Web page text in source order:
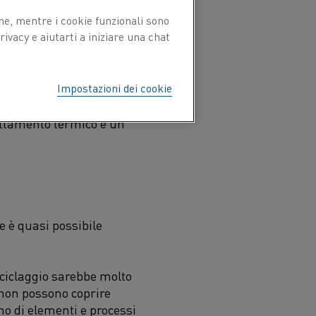
in Germania. "Di
o meccaniche
termico è un
è quasi possibile
sarebbe molto
possono coprire
di elementi e processi
mentre i cookie funzionali sono
e aiutarti a iniziare una chat
Impostazioni dei cookie